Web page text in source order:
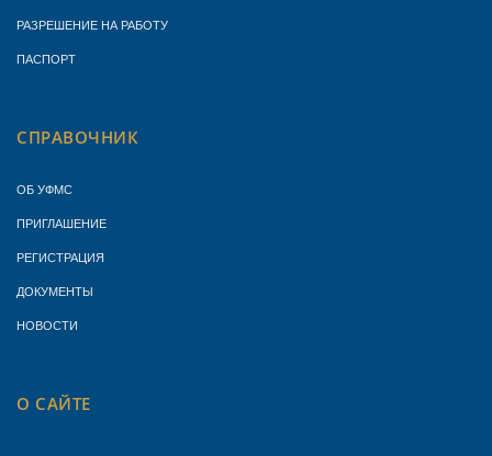
РАЗРЕШЕНИЕ НА РАБОТУ
ПАСПОРТ
СПРАВОЧНИК
ОБ УФМС
ПРИГЛАШЕНИЕ
РЕГИСТРАЦИЯ
ДОКУМЕНТЫ
НОВОСТИ
О САЙТЕ